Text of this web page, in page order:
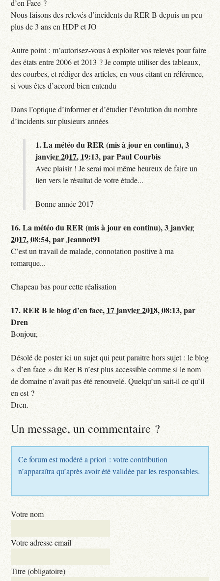
d’en Face ?
Nous faisons des relevés d’incidents du RER B depuis un peu
plus de 3 ans en HDP et JO
Autre point : m’autorisez-vous à exploiter vos relevés pour faire
des états entre 2006 et 2013 ? Je compte utiliser des tableaux,
des courbes, et rédiger des articles, en vous citant en référence,
si vous êtes d’accord bien entendu
Dans l’optique d’informer et d’étudier l’évolution du nombre
d’incidents sur plusieurs années
1.La météo du RER (mis à jour en continu),3
janvier 2017, 19:13,parPaul Courbis
Avec plaisir ! Je serai moi même heureux de faire un
lien vers le résultat de votre étude...
Bonne année 2017
16.La météo du RER (mis à jour en continu),3 janvier
2017, 08:54,parJeannot91
C’est un travail de malade, connotation positive à ma
remarque...
Chapeau bas pour cette réalisation
17.RER B le blog d’en face, 17 janvier 2018, 08:13,par
Dren
Bonjour,
Désolé de poster ici un sujet qui peut paraitre hors sujet : le blog
« d’en face » du Rer B n’est plus accessible comme si le nom
de domaine n’avait pas été renouvelé. Quelqu’un sait-il ce qu’il
en est ?
Dren.
Un message, un commentaire ?
Ce forum est modéré a priori : votre contribution
n’apparaîtra qu’après avoir été validée par les responsables.
Votre nom
Votre adresse email
Titre (obligatoire)